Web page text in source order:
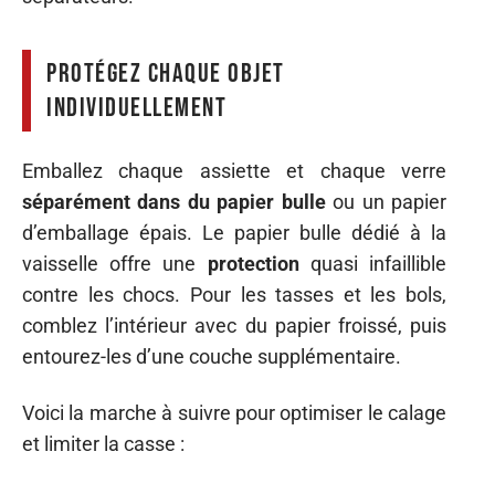
Protégez chaque objet
individuellement
Emballez chaque assiette et chaque verre
séparément dans du papier bulleou un papier
d’emballage épais. Le papier bulle dédié à la
vaisselle offre une protectionquasi infaillible
contre les chocs. Pour les tasses et les bols,
comblez l’intérieur avec du papier froissé, puis
entourez-les d’une couche supplémentaire.
Voici la marche à suivre pour optimiser le calage
et limiter la casse :